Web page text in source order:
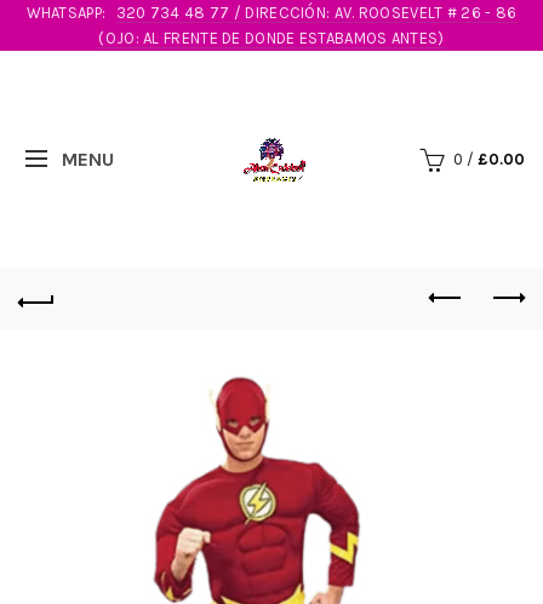
WHATSAPP:
320 734 48 77 / DIRECCIÓN: AV. ROOSEVELT # 26 - 86
(OJO: AL FRENTE DE DONDE ESTABAMOS ANTES)
0 / £0.00